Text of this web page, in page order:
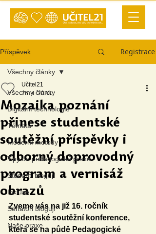
Příspěvek Registrace
Všechny články
Digitální technologie
Témata
Moderní metody
Tipy do pedagogické praxe
Studenti blogují
Inkluze
Senátoři blogují
Naše praxe
Všechny články
Mozaika poznání
přinese studentské
soutěžní příspěvky i
odborný doprovodný
program a vernisáž
obrazů
Učitel21
26. 4. 2023
Zveme vás na již 16. ročník
studentské soutěžní konference,
která se na půdě Pedagogické